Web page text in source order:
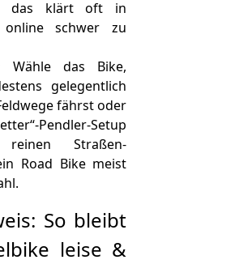
das klärt oft in
schwer zu
Wähle das Bike,
gelegentlich
fährst oder
Pendler-Setup
Straßen-
Road Bike meist
So bleibt
leise &